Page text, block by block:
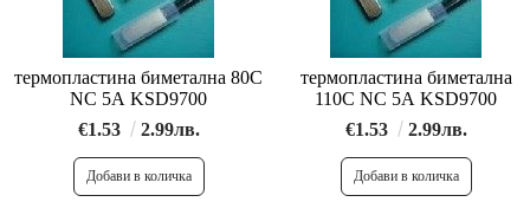
термопластина биметална 80C
NC 5A KSD9700
€1.53
2.99лв.
термопластина биметална
110C NC 5A KSD9700
€1.53
2.99лв.